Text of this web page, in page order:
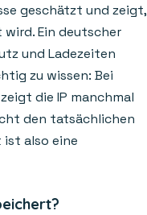
geschätzt und zeigt,
Ein deutscher
und Ladezeiten
zu wissen: Bei
die IP manchmal
den tatsächlichen
ist also eine